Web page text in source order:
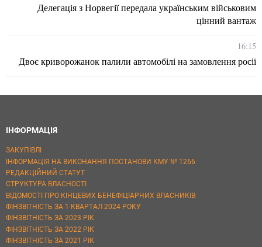
Делегація з Норвегії передала українським військовим
цінний вантаж
16:15
Двоє криворожанок палили автомобілі на замовлення росії
ІНФОРМАЦІЯ
ЗАКУПІВЛІ
ІНФОРМАЦІЯ НА ВИКОНАННЯ ПОСТАНОВИ КМУ № 1266
РЕДАКЦІЙНИЙ СТАТУТ
СТРУКТУРА ВЛАСНОСТІ
ВІДОМОСТІ ПРО КІНЦЕВИХ БЕНЕФІЦІАРНИХ ВЛАСНИКІВ
ФІНЗВІТНІСТЬ ЗА 1 КВАРТАЛ 2024 РОКУ
ФІНЗВІТНІСТЬ ЗА 2023 РІК
ФІНЗВІТНІСТЬ ЗА 2022 РІК
ФІНЗВІТНІСТЬ ЗА 2021 РІК